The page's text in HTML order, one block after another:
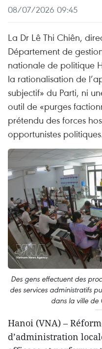
08/07/2026 09:45
La Dr Lê Thi Chiên,
Département de
nationale de politique
la rationalisation de
subjectif» du Parti, ni
outil de «purges
prétendu des forces
opportunistes
Des gens effectuent des
des services administratifs
dans la ville de
Hanoi (VNA) –
d’administration